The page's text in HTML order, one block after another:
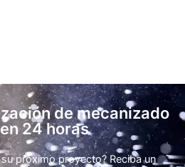
de mecanizado
24 horas
próximo proyecto? Reciba un